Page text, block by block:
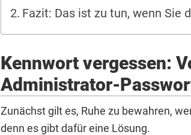
Fazit: Das ist zu tun, wenn Sie
Kennwort vergessen:
Administrator-
Zunächst gilt es, Ruhe zu bewahren,
denn es gibt dafür eine Lösung.